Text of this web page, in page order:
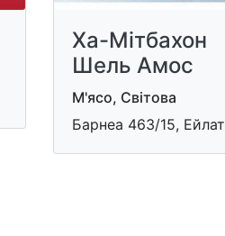
Ха-Мітбахон
Шель Амос
М'ясо, Світова
Барнеа 463/15, Ейлат